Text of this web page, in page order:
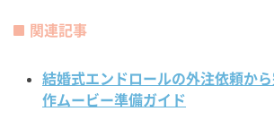
関連記事
結婚式エンドロールの外注依頼か
作ムービー準備ガイド